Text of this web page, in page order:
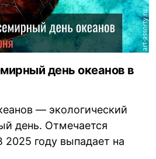
день океанов в
— экологический
день. Отмечается
2025 году выпадает на